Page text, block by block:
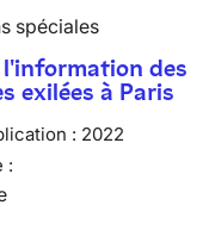
spéciales
l'information des
exilées à Paris
: 2022
: